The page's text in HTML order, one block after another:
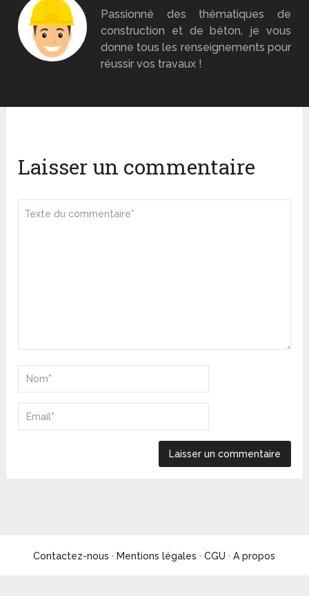
Passionné des thématiques de
construction et de béton, je vous
donne tous les renseignements pour
réussir vos travaux !
Laisser un commentaire
Contactez-nous · Mentions légales ·CGU ·A propos